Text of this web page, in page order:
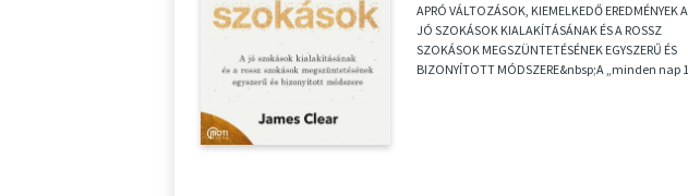
APRÓ VÁLTOZÁSOK, KIEMELKEDŐ EREDMÉNYEK A
JÓ SZOKÁSOK KIALAKÍTÁSÁNAK ÉS A ROSSZ
SZOKÁSOK MEGSZÜNTETÉSÉNEK EGYSZERŰ ÉS
BIZONYÍTOTT MÓDSZERE&nbsp;A „minden nap 1